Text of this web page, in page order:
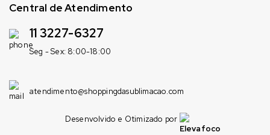
Central de Atendimento
11 3227-6327
Seg - Sex: 8:00-18:00
atendimento@shoppingdasublimacao.com
Desenvolvido e Otimizado por